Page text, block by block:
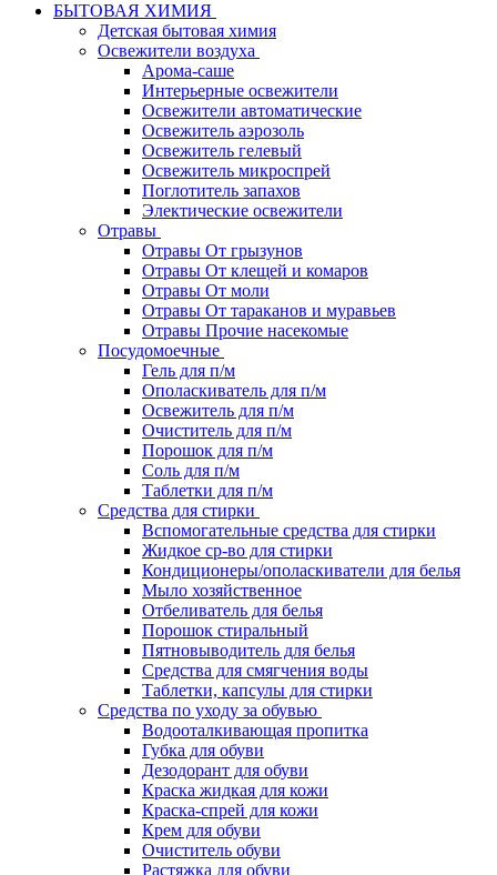
БЫТОВАЯ ХИМИЯ
Детская бытовая химия
Освежители воздуха
Арома-саше
Интерьерные освежители
Освежители автоматические
Освежитель аэрозоль
Освежитель гелевый
Освежитель микроспрей
Поглотитель запахов
Электические освежители
Отравы
Отравы От грызунов
Отравы От клещей и комаров
Отравы От моли
Отравы От тараканов и муравьев
Отравы Прочие насекомые
Посудомоечные
Гель для п/м
Ополаскиватель для п/м
Освежитель для п/м
Очиститель для п/м
Порошок для п/м
Соль для п/м
Таблетки для п/м
Средства для стирки
Вспомогательные средства для стирки
Жидкое ср-во для стирки
Кондиционеры/ополаскиватели для белья
Мыло хозяйственное
Отбеливатель для белья
Порошок стиральный
Пятновыводитель для белья
Средства для смягчения воды
Таблетки, капсулы для стирки
Средства по уходу за обувью
Водооталкивающая пропитка
Губка для обуви
Дезодорант для обуви
Краска жидкая для кожи
Краска-спрей для кожи
Крем для обуви
Очиститель обуви
Растяжка для обуви